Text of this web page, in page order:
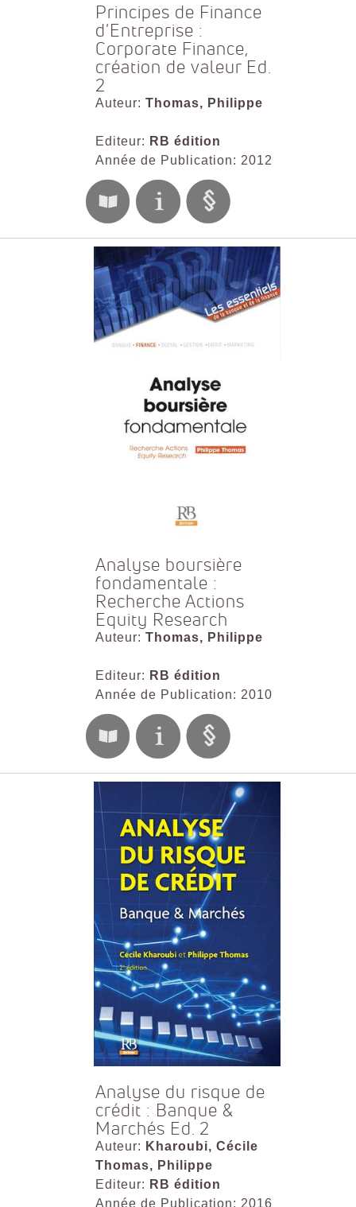
Principes de Finance
d'Entreprise :
Corporate Finance,
création de valeur Ed.
2
Auteur: Thomas, Philippe
Editeur: RB édition
Année de Publication: 2012
Analyse boursière
fondamentale :
Recherche Actions
Equity Research
Auteur: Thomas, Philippe
Editeur: RB édition
Année de Publication: 2010
Analyse du risque de
crédit : Banque &
Marchés Ed. 2
Auteur: Kharoubi, Cécile
Thomas, Philippe
Editeur: RB édition
Année de Publication: 2016